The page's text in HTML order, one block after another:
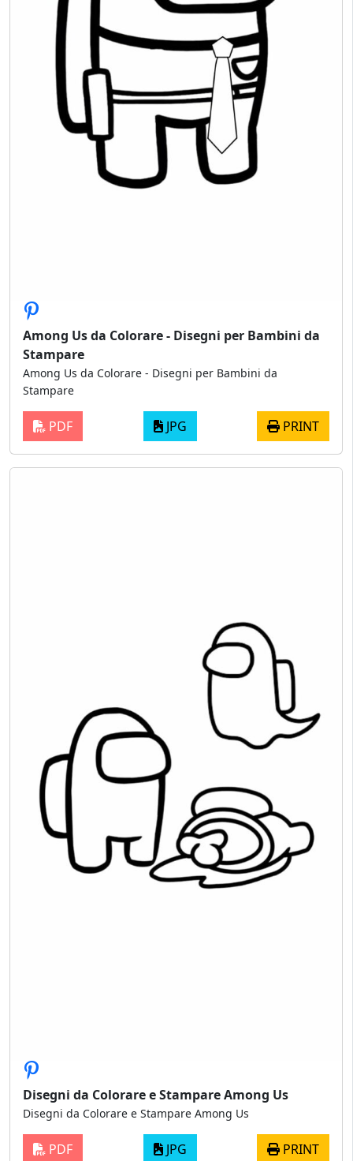
Among Us da Colorare - Disegni per Bambini da
Stampare
Among Us da Colorare - Disegni per Bambini da
Stampare
PDF JPG PRINT
Disegni da Colorare e Stampare Among Us
Disegni da Colorare e Stampare Among Us
PDF JPG PRINT